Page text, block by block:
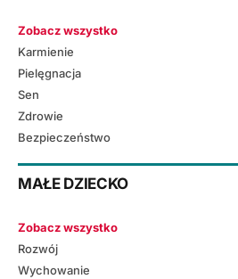
Zobacz wszystko
Karmienie
Pielęgnacja
Sen
Zdrowie
Bezpieczeństwo
MAŁE DZIECKO
Zobacz wszystko
Rozwój
Wychowanie